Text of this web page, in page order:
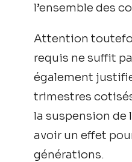
l’ensemble des
Attention
requis ne suffit
également
trimestres
la suspension de
avoir un effet
générations.